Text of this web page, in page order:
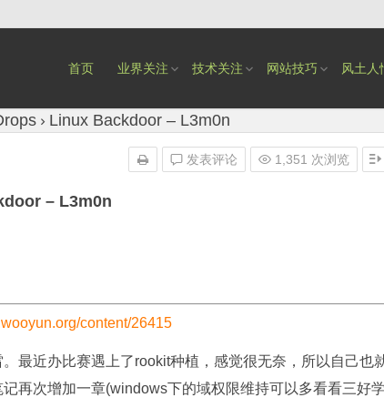
首页 业界关注 技术关注 网站技巧 风土人
Linux Backdoor – L3m0n
– L3m0n
发表评论 1,351 次浏览
content/26415
最近办比赛遇上了rookit种植，感觉很无奈，所以自己也
再次增加一章(windows下的域权限维持可以多看看三好